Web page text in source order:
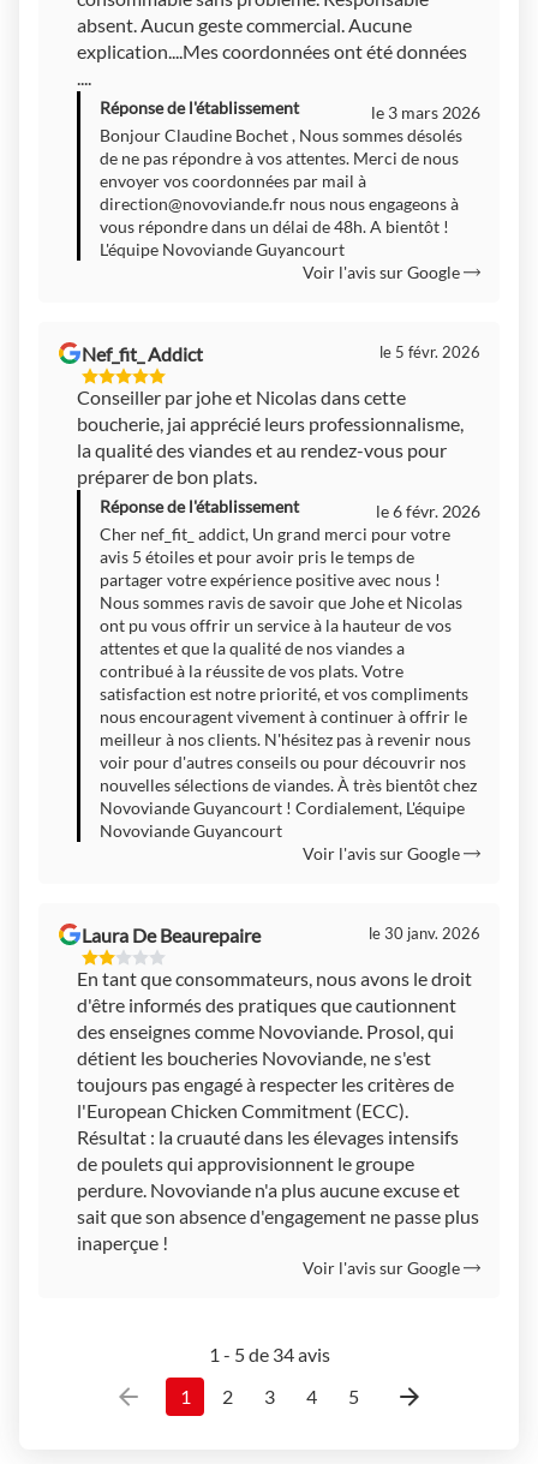
absent. Aucun geste commercial. Aucune
explication....Mes coordonnées ont été données
....
Réponse de l'établissement
le 3 mars 2026
Bonjour Claudine Bochet , Nous sommes désolés
de ne pas répondre à vos attentes. Merci de nous
envoyer vos coordonnées par mail à
direction@novoviande.fr nous nous engageons à
vous répondre dans un délai de 48h. A bientôt !
L'équipe Novoviande Guyancourt
Voir l'avis sur Google
Nef_fit_ Addict
5
Étoiles
Sur
5
le 5 févr. 2026
Conseiller par johe et Nicolas dans cette
boucherie, jai apprécié leurs professionnalisme,
la qualité des viandes et au rendez-vous pour
préparer de bon plats.
Réponse de l'établissement
le 6 févr. 2026
Cher nef_fit_ addict, Un grand merci pour votre
avis 5 étoiles et pour avoir pris le temps de
partager votre expérience positive avec nous !
Nous sommes ravis de savoir que Johe et Nicolas
ont pu vous offrir un service à la hauteur de vos
attentes et que la qualité de nos viandes a
contribué à la réussite de vos plats. Votre
satisfaction est notre priorité, et vos compliments
nous encouragent vivement à continuer à offrir le
meilleur à nos clients. N'hésitez pas à revenir nous
voir pour d'autres conseils ou pour découvrir nos
nouvelles sélections de viandes. À très bientôt chez
Novoviande Guyancourt ! Cordialement, L'équipe
Novoviande Guyancourt
Voir l'avis sur Google
Laura De Beaurepaire
2
Étoiles
Sur
5
le 30 janv. 2026
En tant que consommateurs, nous avons le droit
d'être informés des pratiques que cautionnent
des enseignes comme Novoviande. Prosol, qui
détient les boucheries Novoviande, ne s'est
toujours pas engagé à respecter les critères de
l'European Chicken Commitment (ECC).
Résultat : la cruauté dans les élevages intensifs
de poulets qui approvisionnent le groupe
perdure. Novoviande n'a plus aucune excuse et
sait que son absence d'engagement ne passe plus
inaperçue !
Voir l'avis sur Google
1 - 5 de 34 avis
1
2 3 4 5